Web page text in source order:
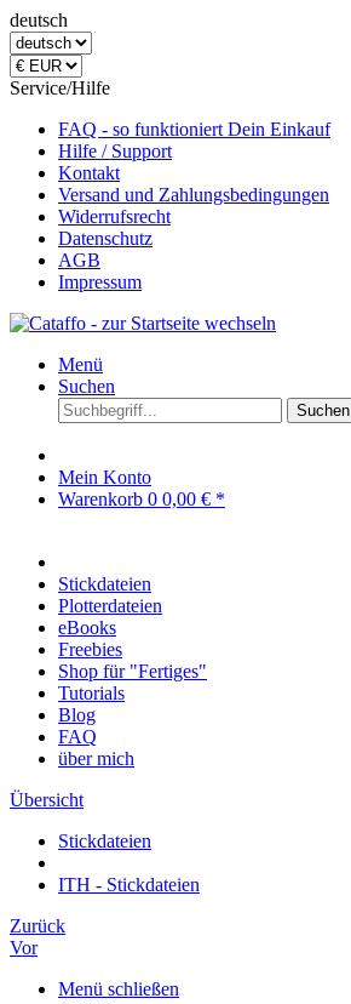
deutsch
Service/Hilfe
FAQ - so funktioniert Dein Einkauf
Hilfe / Support
Kontakt
Versand und Zahlungsbedingungen
Widerrufsrecht
Datenschutz
AGB
Impressum
Menü
Suchen
Suchen
Mein Konto
Warenkorb 0 0,00 € *
Stickdateien
Plotterdateien
eBooks
Freebies
Shop für "Fertiges"
Tutorials
Blog
FAQ
über mich
Übersicht
Stickdateien
ITH - Stickdateien
Zurück
Vor
Menü schließen